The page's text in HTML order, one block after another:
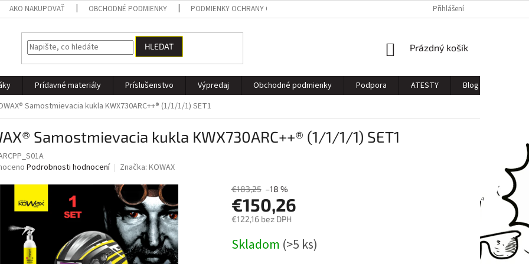
AKO NAKUPOVAŤ OBCHODNÉ PODMIENKY PODMIENKY OCHRANY OSOBNÝCH ÚDAJOV Přihlášení
HLEDAT
NÁKUPNÍ
Prázdný košík
Prídavné materiály Príslušenstvo Výpredaj Obchodné podmienky Podpora ATESTY Blog
Samostmievacia kukla KWX730ARC++® (1/1/1/1) SET1
Samostmievacia kukla KWX730ARC++® (1/1/1/1) SET1
Podrobnosti hodnocení Značka: KOWAX
€183,25 –18 %
€150,26
€122,16 bez DPH
cena:
Skladom (>5 ks)